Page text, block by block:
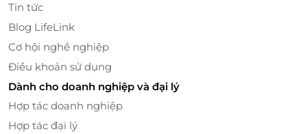
Không gian lý tưởng cho mọi cuộc gặp gỡ
Buffet Yakihokube không chỉ hấp dẫn bởi thực đơn
Tin tức
Blog LifeLink
Cơ hội nghề nghiệp
Điều khoản sử dụng
Dành cho doanh nghiệp và đại lý
Hợp tác doanh nghiệp
Hợp tác đại lý